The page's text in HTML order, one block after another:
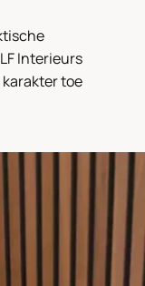
Interieurs
toe